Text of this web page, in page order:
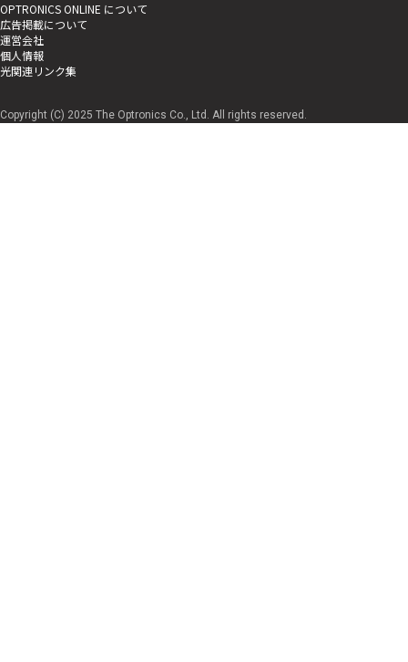
OPTRONICS ONLINE について
広告掲載について
運営会社
個人情報
光関連リンク集
Copyright (C) 2025 The Optronics Co., Ltd. All rights reserved.